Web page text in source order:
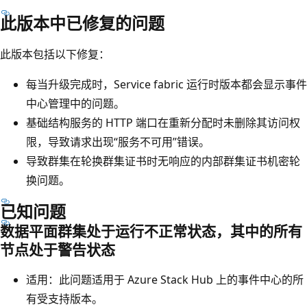
此版本中已修复的问题
此版本包括以下修复：
每当升级完成时，Service fabric 运行时版本都会显示事件
中心管理中的问题。
基础结构服务的 HTTP 端口在重新分配时未删除其访问权
限，导致请求出现“服务不可用”错误。
导致群集在轮换群集证书时无响应的内部群集证书机密轮
换问题。
已知问题
数据平面群集处于运行不正常状态，其中的所有
节点处于警告状态
适用：此问题适用于 Azure Stack Hub 上的事件中心的所
有受支持版本。